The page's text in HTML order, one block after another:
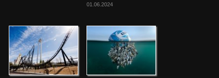
01.06.2024